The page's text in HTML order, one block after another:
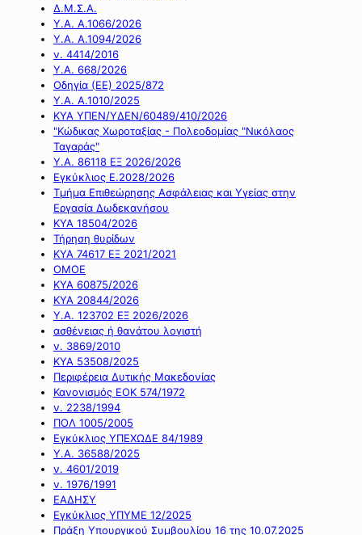
Δ.Μ.Σ.Α.
Υ.Α. Α.1066/2026
Υ.Α. Α.1094/2026
ν. 4414/2016
Y.A. 668/2026
Οδηγία (ΕΕ) 2025/872
Υ.Α. Α.1010/2025
ΚΥΑ ΥΠΕΝ/ΥΔΕΝ/60489/410/2026
"Κώδικας Χωροταξίας - Πολεοδομίας "Νικόλαος
Ταγαράς"
Υ.Α. 86118 ΕΞ 2026/2026
Εγκύκλιος Ε.2028/2026
Τμήμα Επιθεώρησης Ασφάλειας και Υγείας στην
Εργασία Δωδεκανήσου
ΚΥΑ 18504/2026
Τήρηση θυρίδων
ΚΥΑ 74617 ΕΞ 2021/2021
ΟΜΟΕ
ΚΥΑ 60875/2026
ΚΥΑ 20844/2026
Υ.Α. 123702 ΕΞ 2026/2026
ασθένειας ή θανάτου λογιστή
ν. 3869/2010
ΚΥΑ 53508/2025
Περιφέρεια Δυτικής Μακεδονίας
Κανονισμός ΕΟΚ 574/1972
ν. 2238/1994
ΠΟΛ 1005/2005
Εγκύκλιος ΥΠΕΧΩΔΕ 84/1989
Υ.Α. 36588/2025
ν. 4601/2019
ν. 1976/1991
ΕΑΔΗΣΥ
Εγκύκλιος ΥΠΥΜΕ 12/2025
Πράξη Υπουργικού Συμβουλίου 16 της 10.07.2025